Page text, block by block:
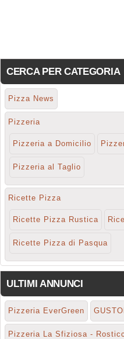
CERCA PER CATEGORIA
Pizza News
Pizzeria
Pizzeria a Domicilio
Pizzeria al Taglio
Ricette Pizza
Ricette Pizza Rustica
Ricette Pizza di Pasqua
ULTIMI ANNUNCI
Pizzeria EverGreen
Pizzeria La Sfiziosa -